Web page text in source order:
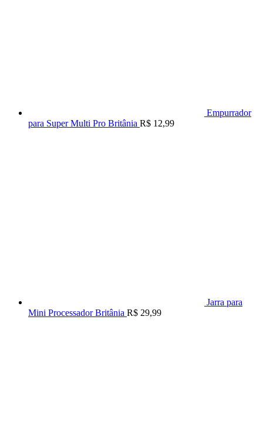
Empurrador
para Super Multi Pro Britânia R$ 12,99
Jarra para
Mini Processador Britânia R$ 29,99